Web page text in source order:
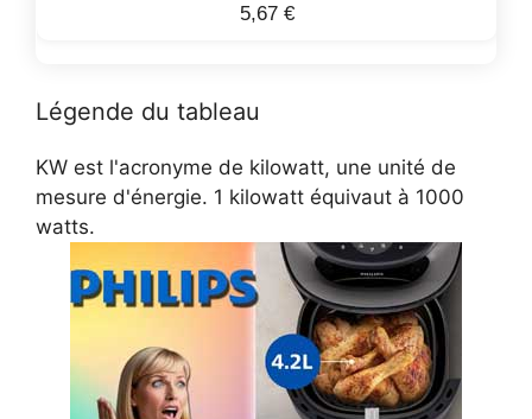
5,67 €
Légende du tableau
KW est l'acronyme de kilowatt, une unité de
mesure d'énergie. 1 kilowatt équivaut à 1000
watts.